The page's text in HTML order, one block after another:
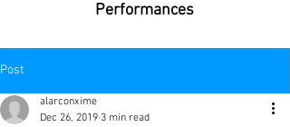
Performances
Post
alarconxime
Dec 26, 2019 3 min read